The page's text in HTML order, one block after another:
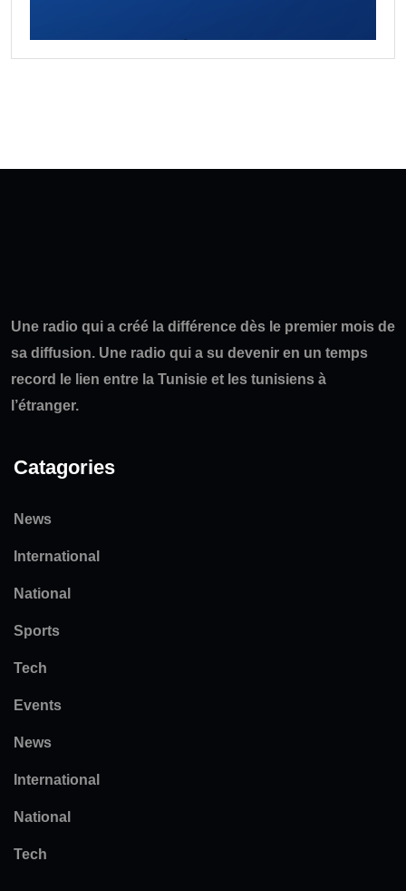
Une radio qui a créé la différence dès le premier mois de
sa diffusion. Une radio qui a su devenir en un temps
record le lien entre la Tunisie et les tunisiens à
l’étranger.
Catagories
News
International
National
Sports
Tech
Events
News
International
National
Tech